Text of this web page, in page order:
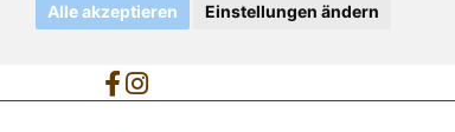
Alle akzeptieren Einstellungen ändern